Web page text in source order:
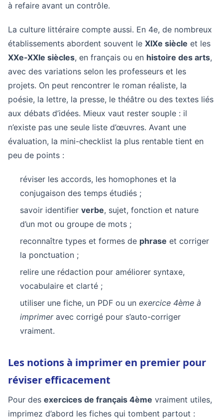
à refaire avant un contrôle.
La culture littéraire compte aussi. En 4e, de nombreux
établissements abordent souvent le XIXe siècle et les
XXe-XXIe siècles, en français ou en histoire des arts,
avec des variations selon les professeurs et les
projets. On peut rencontrer le roman réaliste, la
poésie, la lettre, la presse, le théâtre ou des textes liés
aux débats d’idées. Mieux vaut rester souple : il
n’existe pas une seule liste d’œuvres. Avant une
évaluation, la mini-checklist la plus rentable tient en
peu de points :
réviser les accords, les homophones et la
conjugaison des temps étudiés ;
savoir identifier verbe, sujet, fonction et nature
d’un mot ou groupe de mots ;
reconnaître types et formes de phrase et corriger
la ponctuation ;
relire une rédaction pour améliorer syntaxe,
vocabulaire et clarté ;
utiliser une fiche, un PDF ou un exercice 4ème à
imprimeravec corrigé pour s’auto-corriger
vraiment.
Les notions à imprimer en premier pour
réviser efficacement
Pour des exercices de français 4ème vraiment utiles,
imprimez d’abord les fiches qui tombent partout :